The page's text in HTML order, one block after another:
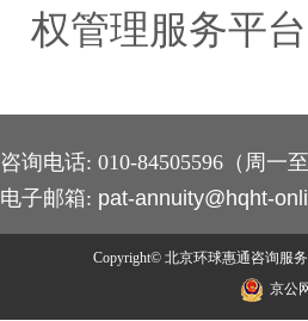
权管理服务平
咨询电话: 010-84505596（周一
电子邮箱: pat-annuity@hqht-
Copyright© 北京环球惠通咨询服
京公